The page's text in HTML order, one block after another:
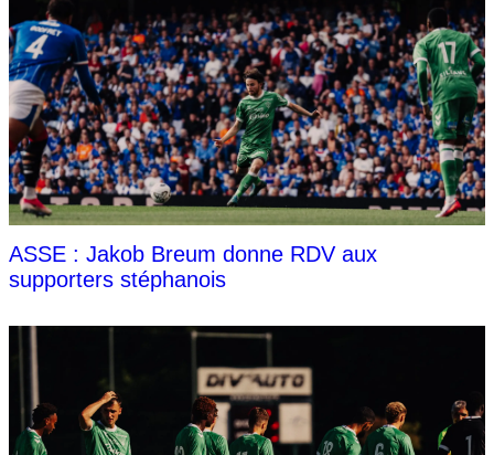
ASSE : Jakob Breum donne RDV aux
supporters stéphanois